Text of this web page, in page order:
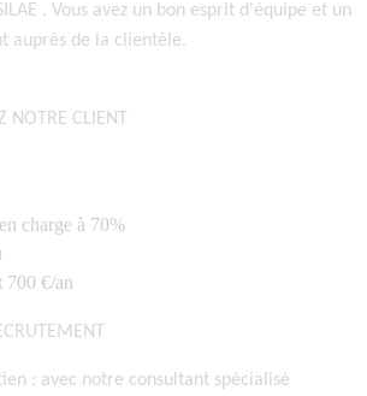
. Vous avez un bon esprit d'équipe et un
auprès de la clientèle.
NOTRE CLIENT
charge à 70%
700 €/an
: avec notre consultant spécialisé